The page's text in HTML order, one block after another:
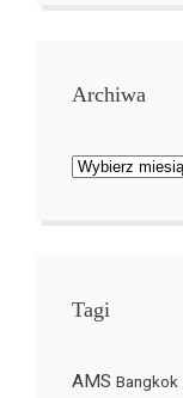
Archiwa
Archiwa
Tagi
AMS Bangkok